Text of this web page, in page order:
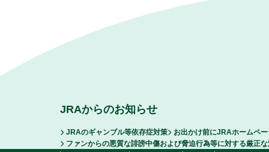
JRAからのお知らせ
JRAのギャンブル等依存症対策
お出かけ前にJRAホームペ
ファンからの悪質な誹謗中傷および脅迫行為等に対する厳正